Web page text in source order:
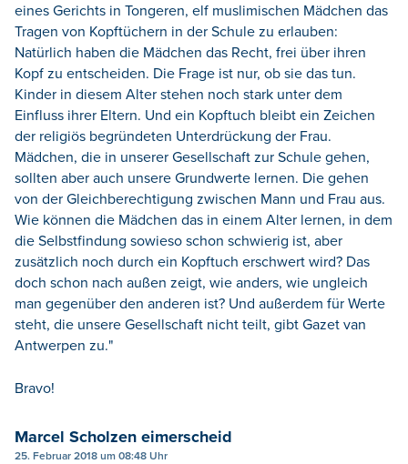
eines Gerichts in Tongeren, elf muslimischen Mädchen das
Tragen von Kopftüchern in der Schule zu erlauben:
Natürlich haben die Mädchen das Recht, frei über ihren
Kopf zu entscheiden. Die Frage ist nur, ob sie das tun.
Kinder in diesem Alter stehen noch stark unter dem
Einfluss ihrer Eltern. Und ein Kopftuch bleibt ein Zeichen
der religiös begründeten Unterdrückung der Frau.
Mädchen, die in unserer Gesellschaft zur Schule gehen,
sollten aber auch unsere Grundwerte lernen. Die gehen
von der Gleichberechtigung zwischen Mann und Frau aus.
Wie können die Mädchen das in einem Alter lernen, in dem
die Selbstfindung sowieso schon schwierig ist, aber
zusätzlich noch durch ein Kopftuch erschwert wird? Das
doch schon nach außen zeigt, wie anders, wie ungleich
man gegenüber den anderen ist? Und außerdem für Werte
steht, die unsere Gesellschaft nicht teilt, gibt Gazet van
Antwerpen zu."
Bravo!
Marcel Scholzen eimerscheid
25. Februar 2018 um 08:48 Uhr